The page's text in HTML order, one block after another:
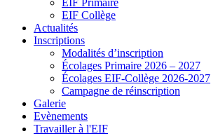
EIF Primaire
EIF Collège
Actualités
Inscriptions
Modalités d’inscription
Écolages Primaire 2026 – 2027
Écolages EIF-Collège 2026-2027
Campagne de réinscription
Galerie
Evènements
Travailler à l'EIF